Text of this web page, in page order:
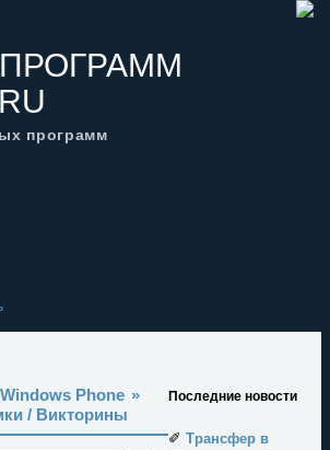
программ
Windows Phone »
/ Викторины
Последние новости
✐ Трансфер в